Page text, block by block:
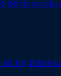
để tái cơ cấu
hỗ trợ 2 Bình